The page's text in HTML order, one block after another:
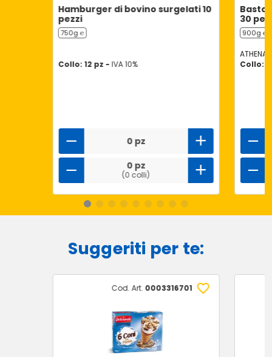
Hamburger di bovino surgelati 10
pezzi
750g ℮
Collo: 12 pz - IVA 10%
0 pz
0 pz
(0 colli)
30
900g ℮
ATHENA
Collo:
Suggeriti per te:
Cod. Art. 0003316701